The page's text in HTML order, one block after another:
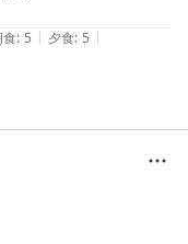
。: 5 | 夕食: 5 |